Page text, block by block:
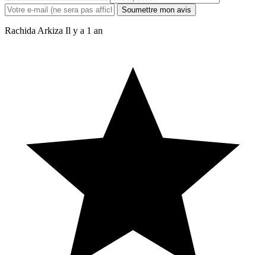
Soumettre mon avis
Rachida Arkiza Il y a 1 an